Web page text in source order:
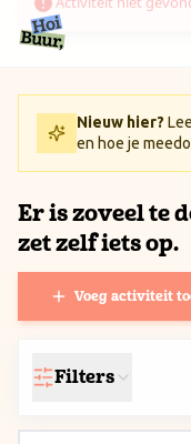
Ga naar inhoud / Skip
Nieuw hier?
en hoe je
Er is zoveel te
zet zelf iets op.
Voeg activiteit
Filters